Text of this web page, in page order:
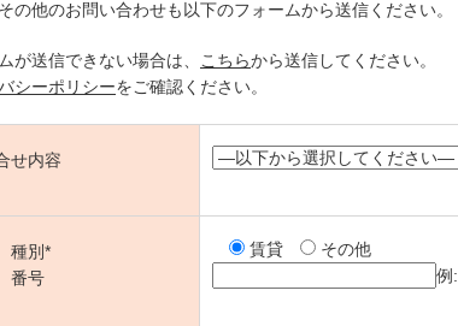
の他のお問い合わせも以下のフォームから送信ください。
が送信できない場合は、 こちらから送信してください。
シーポリシーをご確認ください。
せ内容
種別*
番号
賃貸
その他
例